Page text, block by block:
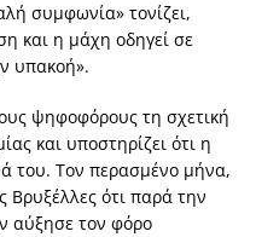
συμφωνία» τονίζει,
και η μάχη οδηγεί σε
υπακοή».
ψηφοφόρους τη σχετική
και υποστηρίζει ότι η
του. Τον περασμένο μήνα,
Βρυξέλλες ότι παρά την
αύξησε τον φόρο